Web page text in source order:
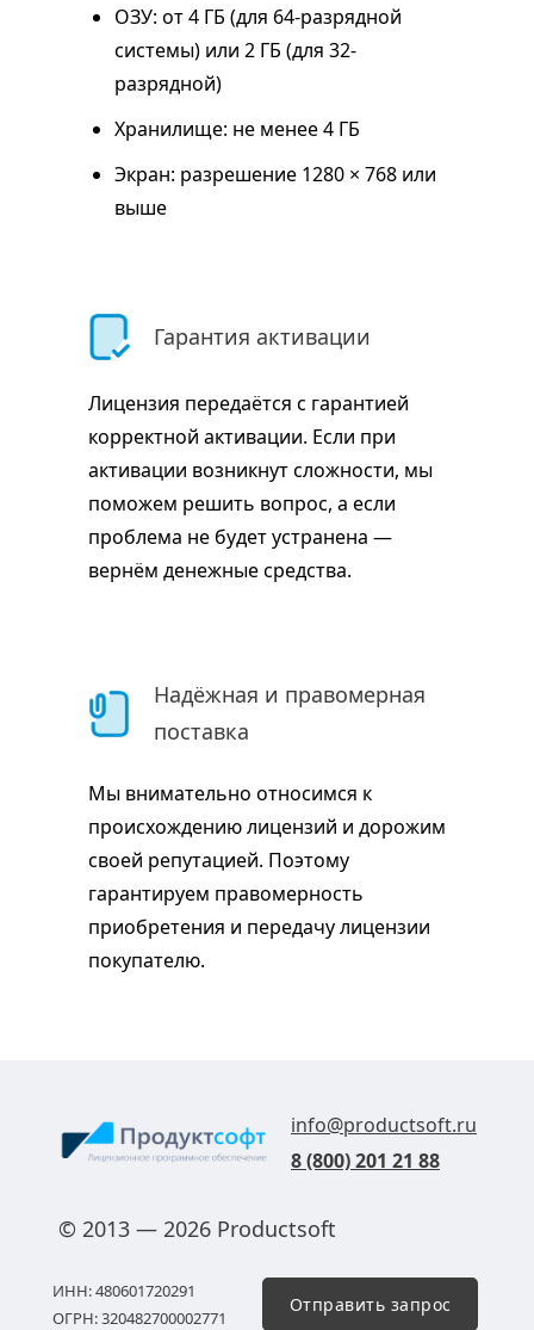
ОЗУ: от 4 ГБ (для 64-разрядной
системы) или 2 ГБ (для 32-
разрядной)
Хранилище: не менее 4 ГБ
Экран: разрешение 1280 × 768 или
выше
Гарантия активации
Лицензия передаётся с гарантией
корректной активации. Если при
активации возникнут сложности, мы
поможем решить вопрос, а если
проблема не будет устранена —
вернём денежные средства.
Надёжная и правомерная
поставка
Мы внимательно относимся к
происхождению лицензий и дорожим
своей репутацией. Поэтому
гарантируем правомерность
приобретения и передачу лицензии
покупателю.
8 (800) 201 21 88
info@productsoft.ru
Отправить запрос
© 2013 — 2026 Productsoft
ИНН: 480601720291
ОГРН: 320482700002771